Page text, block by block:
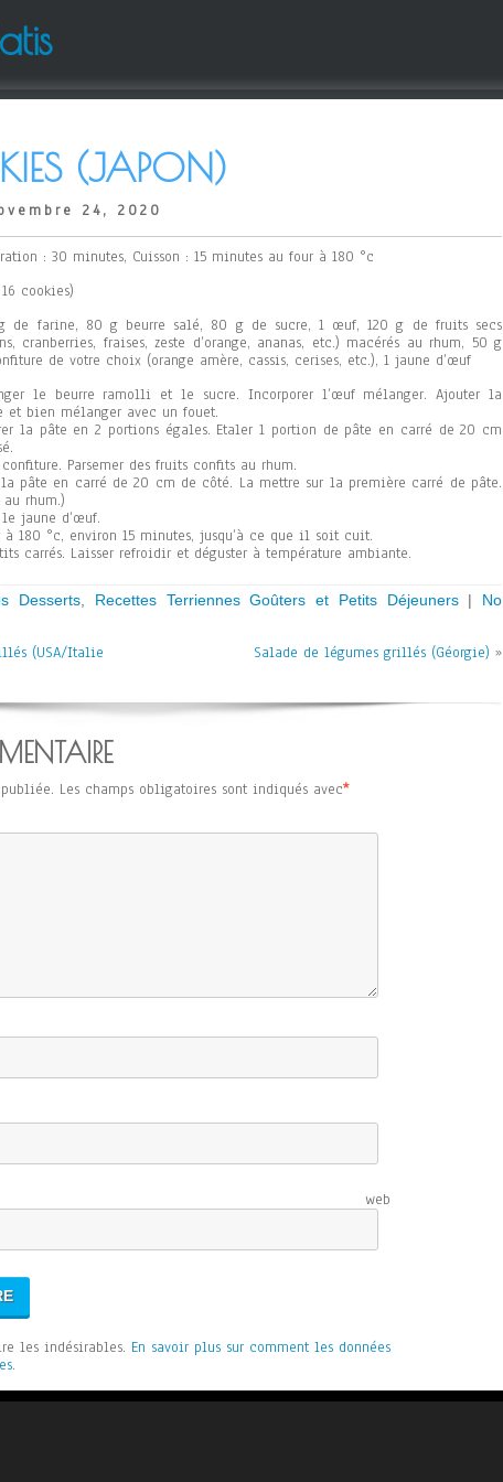
(JAPON)
24, 2020
: 30 minutes, Cuisson : 15 minutes au four à 180 °c
cookies)
de farine, 80 g beurre salé, 80 g de sucre, 1 œuf, 120 g de fruits secs
cranberries, fraises, zeste d’orange, ananas, etc.) macérés au rhum, 50 g
de votre choix (orange amère, cassis, cerises, etc.), 1 jaune d’œuf
le beurre ramolli et le sucre. Incorporer l’œuf mélanger. Ajouter la
et bien mélanger avec un fouet.
la pâte en 2 portions égales. Etaler 1 portion de pâte en carré de 20 cm
Parsemer des fruits confits au rhum.
pâte en carré de 20 cm de côté. La mettre sur la première carré de pâte.
rhum.)
jaune d’œuf.
180 °c, environ 15 minutes, jusqu’à ce que il soit cuit.
carrés. Laisser refroidir et déguster à température ambiante.
Desserts Recettes Terriennes Goûters et Petits Déjeuners| No
(USA/Italie
Salade de légumes grillés (Géorgie) »
Les champs obligatoires sont indiqués avec*
web
les indésirables. En savoir plus sur comment les données
.